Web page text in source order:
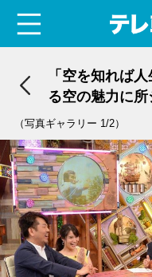
「空を知れば
る空の魅力に
（写真ギャラリー 1/2）